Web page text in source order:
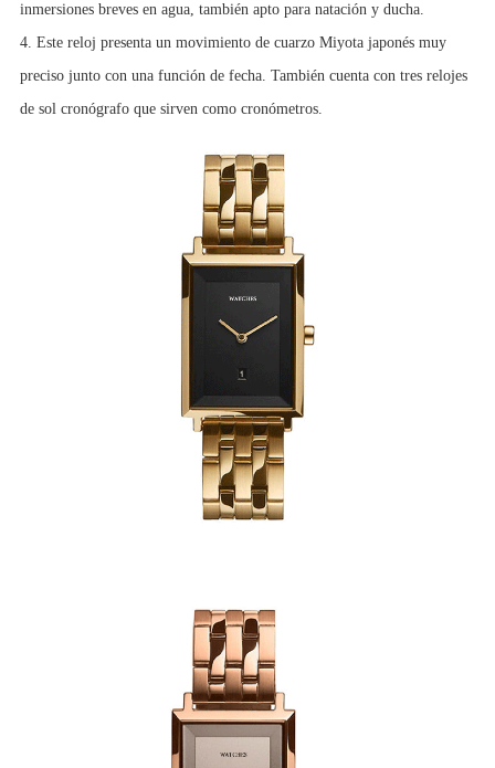
inmersiones breves en agua, también apto para natación y ducha.
4. Este reloj presenta un movimiento de cuarzo Miyota japonés muy
preciso junto con una función de fecha. También cuenta con tres relojes
de sol cronógrafo que sirven como cronómetros.